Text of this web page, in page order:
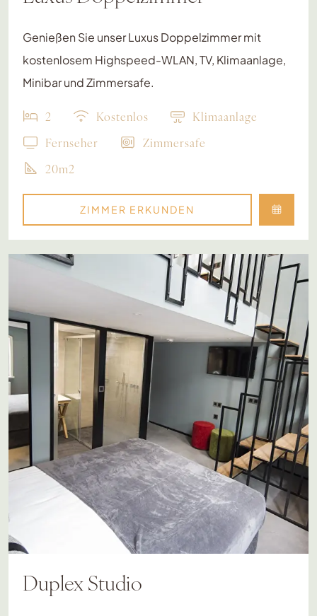
Genießen Sie unser Luxus Doppelzimmer mit
kostenlosem Highspeed-WLAN, TV, Klimaanlage,
Minibar und Zimmersafe.
2 Kostenlos
Klimaanlage
Fernseher
Zimmersafe
20m2
ZIMMER ERKUNDEN
Duplex Studio